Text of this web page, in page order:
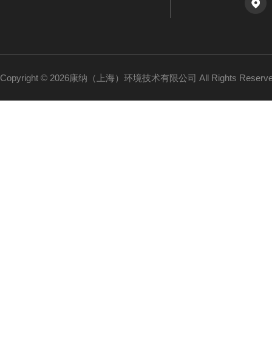
Copyright © 2026康纳（上海）环境技术有限公司 All Rights